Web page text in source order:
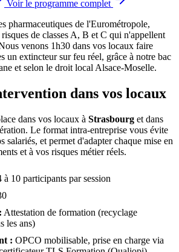
Voir le programme complet
pharmaceutiques de l'Eurométropole,
de classes A, B et C qui n'appellent
venons 1h30 dans vos locaux faire
un extincteur sur feu réel, grâce à notre bac
et selon le droit local Alsace-Moselle.
dans vos locaux
dans vos locaux à Strasbourg et dans
Le format intra-entreprise vous évite
salariés, et permet d'adapter chaque mise en
et à vos risques métier réels.
à 10 participants par session
Attestation de formation (recyclage
les ans)
: OPCO mobilisable, prise en charge via